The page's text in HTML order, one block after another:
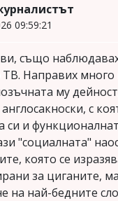
09:59:21
също
Направих много
му
с
си и
"социалната"
която се
за циганите,
на най-бедните